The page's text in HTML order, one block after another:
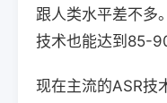
跟人类水平差不多
技术也能达到85-
现在主流的ASR技